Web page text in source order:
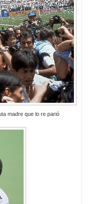
madre que lo re parió